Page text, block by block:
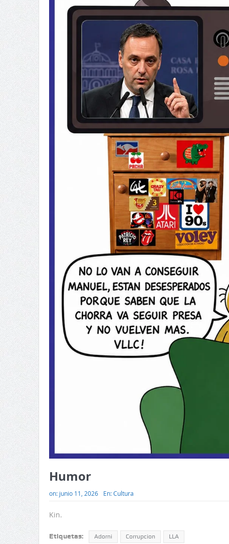
Humor
on: junio 11, 2026 En:Cultura
Kin.
Etiquetas: Adorni Corrupcion LLA